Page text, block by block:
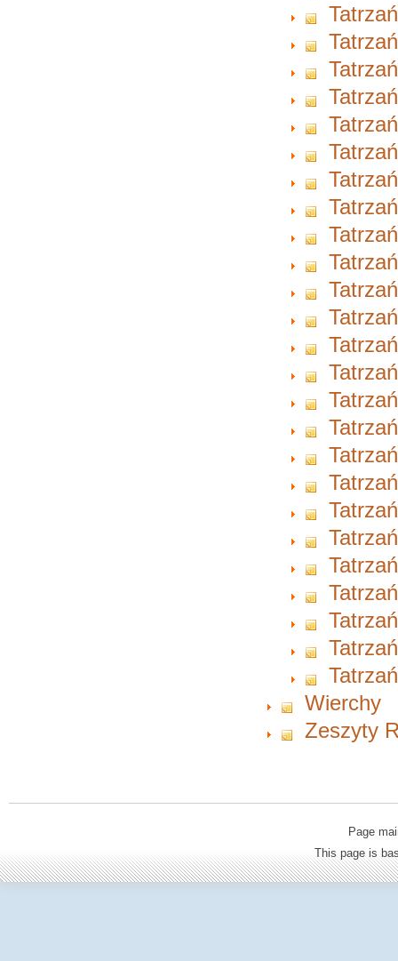
Wierchy
Zeszyty
Page
This page is